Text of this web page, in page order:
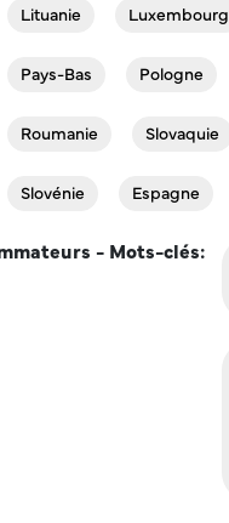
Lituanie Luxembourg
Pays-Bas Pologne
Roumanie Slovaquie
Slovénie Espagne
- Mots-clés